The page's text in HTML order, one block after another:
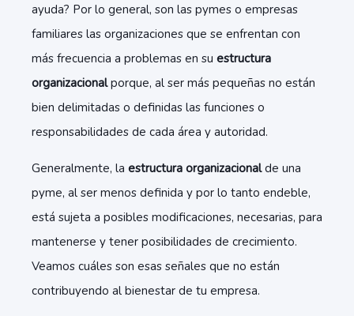
ayuda? Por lo general, son las pymes o empresas
familiares las organizaciones que se enfrentan con
más frecuencia a problemas en su estructura
organizacionalporque, al ser más pequeñas no están
bien delimitadas o definidas las funciones o
responsabilidades de cada área y autoridad.
Generalmente, la estructura organizacionalde una
pyme, al ser menos definida y por lo tanto endeble,
está sujeta a posibles modificaciones, necesarias, para
mantenerse y tener posibilidades de crecimiento.
Veamos cuáles son esas señales que no están
contribuyendo al bienestar de tu empresa.